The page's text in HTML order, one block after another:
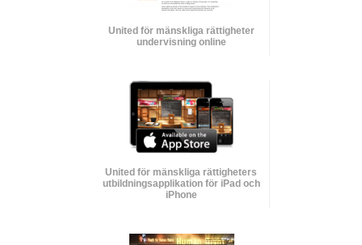
United för mänskliga rättigheter
undervisning online
United för mänskliga rättigheters
utbildnings­applikation för iPad och
iPhone